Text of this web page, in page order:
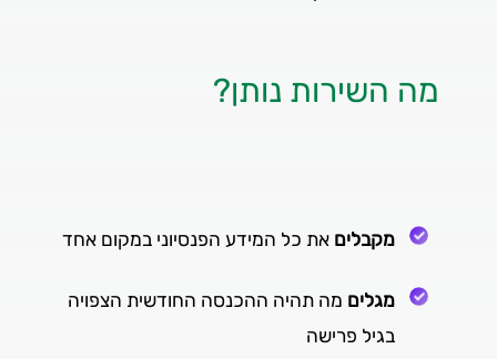
מה השירות נותן?
מקבלים את כל המידע הפנסיוני במקום אחד
מגלים מה תהיה ההכנסה החודשית הצפויה
בגיל פרישה